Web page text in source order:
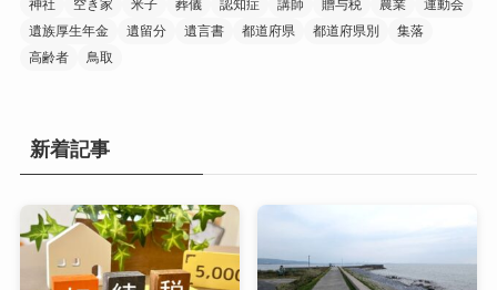
神社
空き家 米子 葬儀 認知症 講師 贈与税 農業
運動会
遺族厚生年金
遺留分 遺言書 都道府県 都道府県別
集落
高齢者
鳥取
新着記事